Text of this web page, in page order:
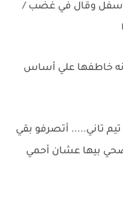
وقال في غضب /
خاطفها علي أساس
تاني..... أتصرفو بقي
بيها عشان أحمي